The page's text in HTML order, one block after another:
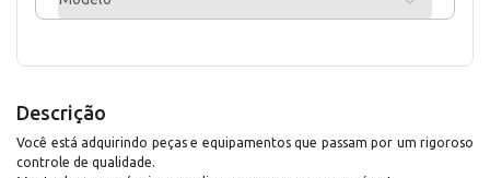
Descrição
Você está adquirindo peças e equipamentos que passam por um rigoroso
controle de qualidade.